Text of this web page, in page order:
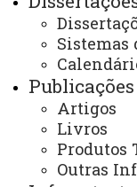
Sistemas
Publicações
Artigos
Livros
Produtos
Outras
1